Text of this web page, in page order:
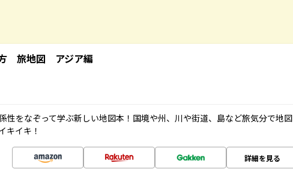
旅地図 アジア編
性をなぞって学ぶ新しい地図本！国境や州、川や街道、島など旅気分で地図
キイキ！
詳細を見る